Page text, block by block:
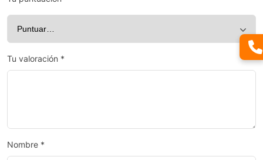
Tu valoración *
Nombre *